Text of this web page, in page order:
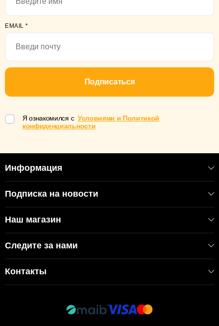
EMAIL *
Подписаться
Я ознакомился с Условиями и Политикой
конфиденциальности
Информация
Подписка на новости
Наш магазин
Следите за нами
Контакты